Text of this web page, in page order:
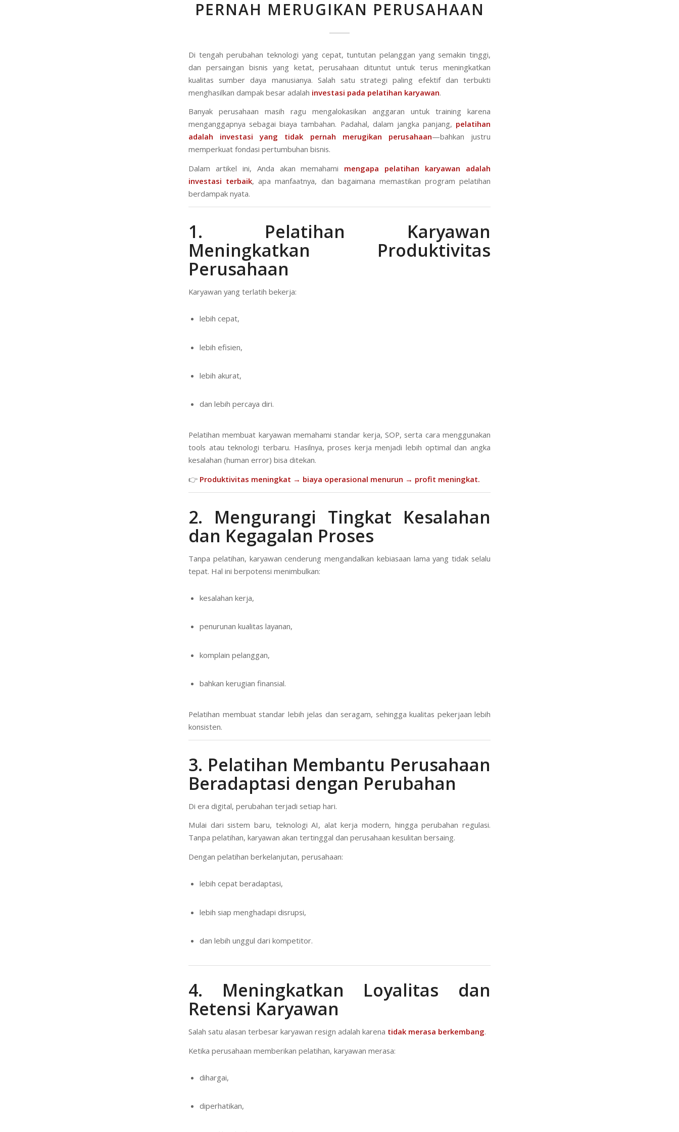
PERNAH MERUGIKAN PERUSAHAAN
Di tengah perubahan teknologi yang cepat, tuntutan pelanggan yang semakin tinggi,
dan persaingan bisnis yang ketat, perusahaan dituntut untuk terus meningkatkan
kualitas sumber daya manusianya. Salah satu strategi paling efektif dan terbukti
menghasilkan dampak besar adalah investasi pada pelatihan karyawan.
Banyak perusahaan masih ragu mengalokasikan anggaran untuk training karena
menganggapnya sebagai biaya tambahan. Padahal, dalam jangka panjang, pelatihan
adalah investasi yang tidak pernah merugikan perusahaan—bahkan justru
memperkuat fondasi pertumbuhan bisnis.
Dalam artikel ini, Anda akan memahami mengapa pelatihan karyawan adalah
investasi terbaik, apa manfaatnya, dan bagaimana memastikan program pelatihan
berdampak nyata.
1. Pelatihan Karyawan
Meningkatkan Produktivitas
Perusahaan
Karyawan yang terlatih bekerja:
lebih cepat,
lebih efisien,
lebih akurat,
dan lebih percaya diri.
Pelatihan membuat karyawan memahami standar kerja, SOP, serta cara menggunakan
tools atau teknologi terbaru. Hasilnya, proses kerja menjadi lebih optimal dan angka
kesalahan (human error) bisa ditekan.
👉 Produktivitas meningkat → biaya operasional menurun → profit meningkat.
2. Mengurangi Tingkat Kesalahan
dan Kegagalan Proses
Tanpa pelatihan, karyawan cenderung mengandalkan kebiasaan lama yang tidak selalu
tepat. Hal ini berpotensi menimbulkan:
kesalahan kerja,
penurunan kualitas layanan,
komplain pelanggan,
bahkan kerugian finansial.
Pelatihan membuat standar lebih jelas dan seragam, sehingga kualitas pekerjaan lebih
konsisten.
3. Pelatihan Membantu Perusahaan
Beradaptasi dengan Perubahan
Di era digital, perubahan terjadi setiap hari.
Mulai dari sistem baru, teknologi AI, alat kerja modern, hingga perubahan regulasi.
Tanpa pelatihan, karyawan akan tertinggal dan perusahaan kesulitan bersaing.
Dengan pelatihan berkelanjutan, perusahaan:
lebih cepat beradaptasi,
lebih siap menghadapi disrupsi,
dan lebih unggul dari kompetitor.
4. Meningkatkan Loyalitas dan
Retensi Karyawan
Salah satu alasan terbesar karyawan resign adalah karena tidak merasa berkembang.
Ketika perusahaan memberikan pelatihan, karyawan merasa:
dihargai,
diperhatikan,